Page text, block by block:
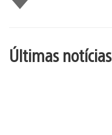
Últimas notícias